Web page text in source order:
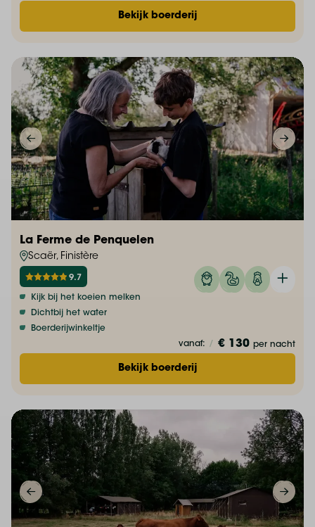
Bekijk boerderij
La Ferme de Penquelen
Scaër, Finistère
9.7
Kijk bij het koeien melken
Dichtbij het water
Boerderijwinkeltje
vanaf: / € 130 per nacht
Bekijk boerderij